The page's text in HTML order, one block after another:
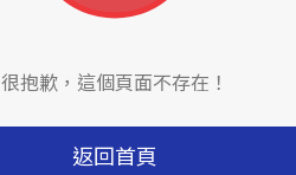
很抱歉，這個頁面不存在！
返回首頁